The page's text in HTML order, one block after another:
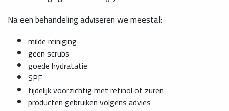
Na een behandeling adviseren we meestal:
milde reiniging
geen scrubs
goede hydratatie
SPF
tijdelijk voorzichtig met retinol of zuren
producten gebruiken volgens advies